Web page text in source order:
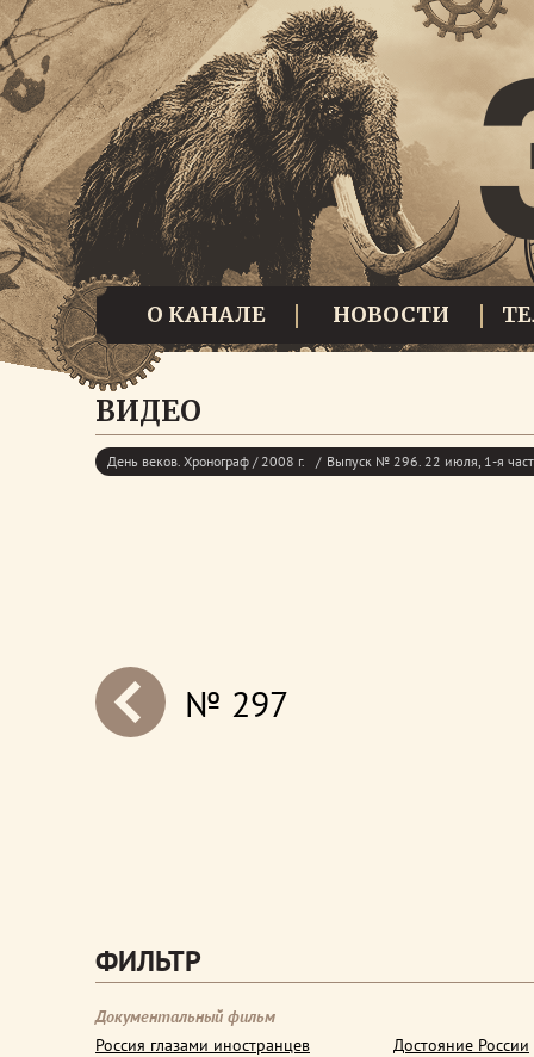
О КАНАЛЕ НОВОСТИ
ВИДЕО
День веков. Хронограф / 2008 г. Выпуск № 296. 22 июля, 1-я
next№ 297
ФИЛЬТР
Документальный фильм
Россия глазами иностранцев
Достояние России